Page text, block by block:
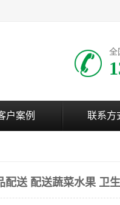
全
户案例 联系方
配送 配送蔬菜水果 卫生